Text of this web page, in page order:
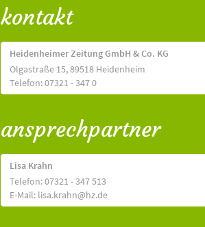
kontakt
Heidenheimer Zeitung GmbH & Co. KG
Olgastraße 15, 89518 Heidenheim
Telefon: 07321 - 347 0
ansprechpartner
Lisa Krahn
Telefon: 07321 - 347 513
E-Mail: lisa.krahn@hz.de